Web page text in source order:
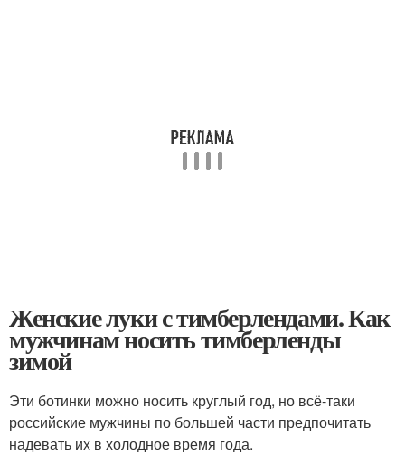
Женские луки с тимберлендами. Как
мужчинам носить тимберленды
зимой
Эти ботинки можно носить круглый год, но всё-таки
российские мужчины по большей части предпочитать
надевать их в холодное время года.